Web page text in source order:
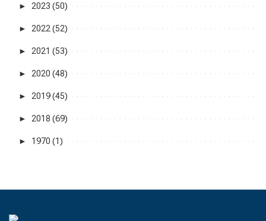
► 2023 (50)
► 2022 (52)
► 2021 (53)
► 2020 (48)
► 2019 (45)
► 2018 (69)
► 1970 (1)